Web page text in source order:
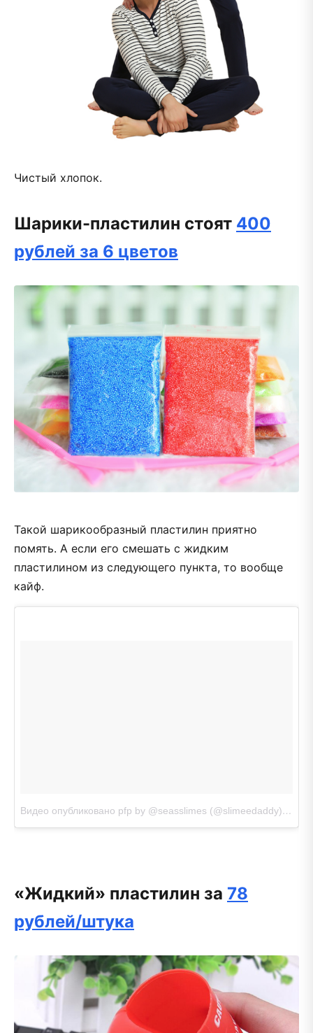
Чистый хлопок.
Шарики-пластилин стоят 400
рублей за 6 цветов
Такой шарикообразный пластилин приятно
помять. А если его смешать с жидким
пластилином из следующего пункта, то вообще
кайф.
Видео опубликовано pfp by @seasslimes (@slimeedaddy)Ноя
«Жидкий» пластилин за 78
рублей/штука